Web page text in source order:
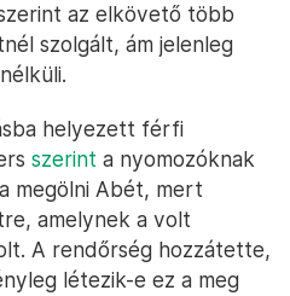
az elkövető több
szolgált, ám jelenleg
helyezett férfi
szerint a nyomozóknak
megölni Abét, mert
amelynek a volt
A rendőrség hozzátette,
létezik-e ez a meg